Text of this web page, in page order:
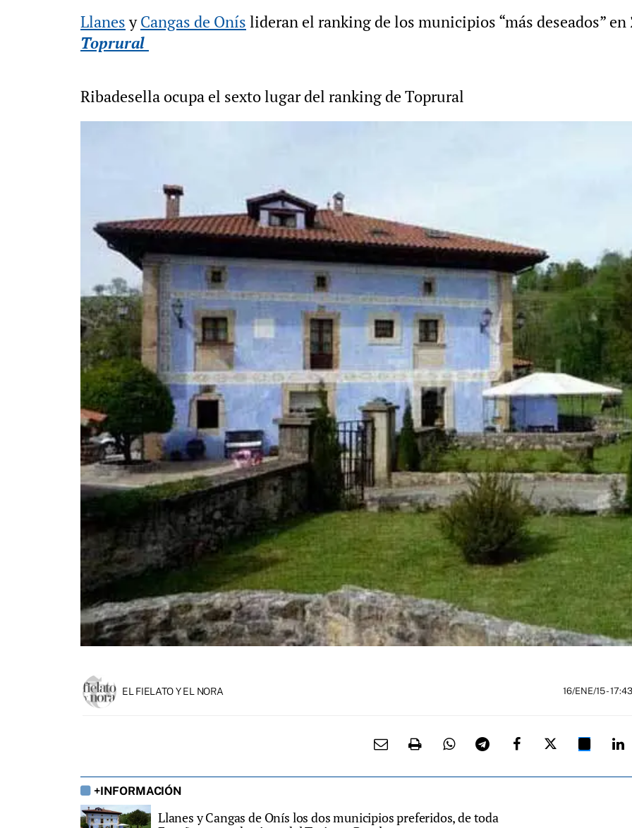
LlanesyCangas de Onís lideran el ranking de los municipios “más deseados”
Toprural
Ribadesella ocupa el sexto lugar del ranking de Toprural
EL FIELATO Y EL NORA 16/ENE/15- 17:43
+INFORMACIÓN
Llanes y Cangas de Onís los dos municipios preferidos, de toda